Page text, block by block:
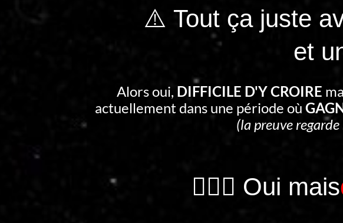
⚠️ Tout ça juste
et
Alors oui, DIFFICILE D'Y CROIRE
actuellement dans une période où
(la preuve
🤷🏻‍♂️ Oui mais